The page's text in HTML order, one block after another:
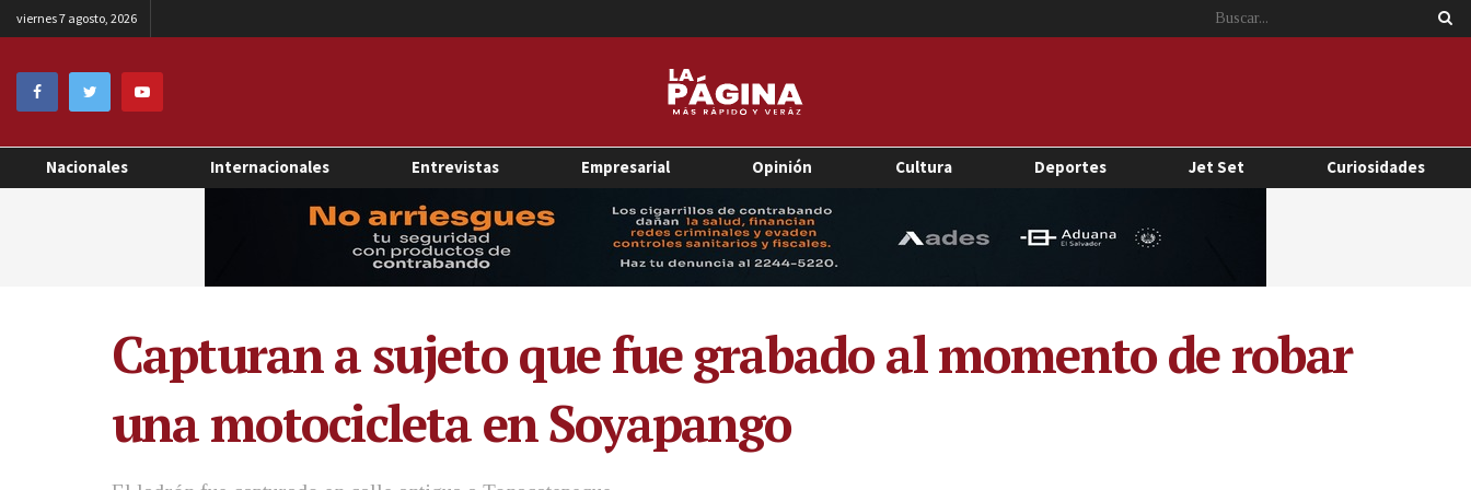
viernes 7 agosto, 2026
Nacionales Internacionales Entrevistas Empresarial Opinión Cultura Deportes Jet Set Curiosidades
Capturan a sujeto que fue grabado al momento de robar
una motocicleta en Soyapango